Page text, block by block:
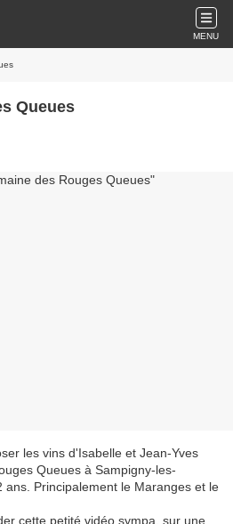
MENU
Queues
les vins d'Isabelle et Jean-Yves
Queues à Sampigny-les-
ans. Principalement le Maranges et le
cette petité vidéo sympa, sur une